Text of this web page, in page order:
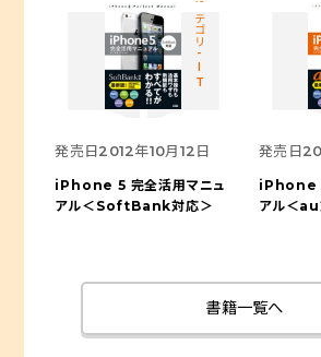
カテゴリ-IT
発売日 2012年10月12日
iPhone 5 完全活用マニュ
アル＜SoftBank対応＞
発売日
iPhone
アル＜au
書籍一覧へ